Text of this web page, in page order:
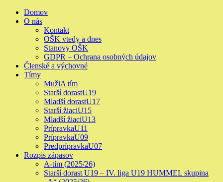
Skip
Primary
Menu
Domov
O nás
Kontakt
OŠK vtedy a dnes
Stanovy OŠK
GDPR – Ochrana osobných údajov
Členské a výchovné
Tímy
MužiA tím
Starší dorastU19
Mladší dorastU17
Starší žiaciU15
Mladší žiaciU13
PrípravkaU11
PrípravkaU09
PredprípravkaU07
Rozpis zápasov
A-tím (2025/26)
Starší dorast U19 – IV. liga U19 HUMMEL skupina